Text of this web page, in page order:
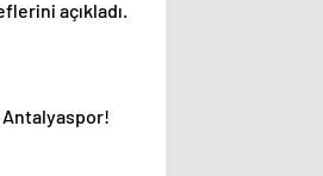
açıkladı.
Antalyaspor!